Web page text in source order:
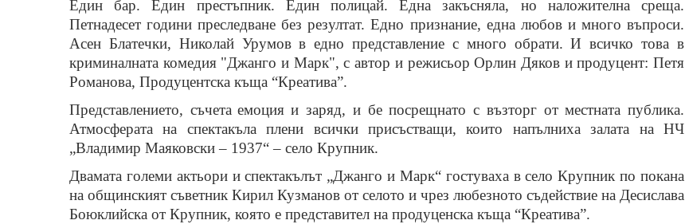
Един бар. Един престъпник. Един полицай. Една закъсняла, но наложителна среща.
Петнадесет години преследване без резултат. Едно признание, една любов и много въпроси.
Асен Блатечки, Николай Урумов в едно представление с много обрати. И всичко това в
криминалната комедия "Джанго и Марк", с автор и режисьор Орлин Дяков и продуцент: Петя
Романова, Продуцентска къща “Креатива”.
Представлението, съчета емоция и заряд, и бе посрещнато с възторг от местната публика.
Атмосферата на спектакъла плени всички присъстващи, които напълниха залата на НЧ
„Владимир Маяковски – 1937“ – село Крупник.
Двамата големи актьори и спектакълът „Джанго и Марк“гостуваха в село Крупник по покана
на общинският съветник Кирил Кузманов от селото и чрез любезното съдействие на Десислава
Боюклийска от Крупник, която е представител на продуценска къща “Креатива”.